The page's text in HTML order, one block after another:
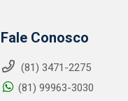
Fale Conosco
(81) 3471-2275
(81) 99963-3030